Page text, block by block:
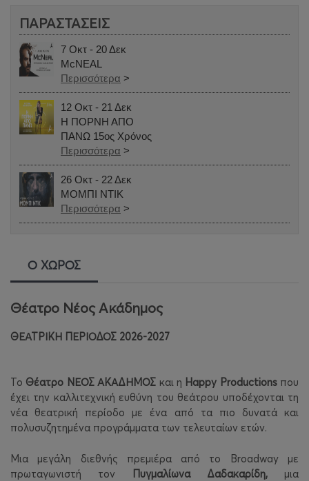
ΠΑΡΑΣΤΑΣΕΙΣ
7 Οκτ - 20 Δεκ
McNEAL
Περισσότερα >
12 Οκτ - 21 Δεκ
Η ΠΟΡΝΗ ΑΠΟ
ΠΑΝΩ 15ος Χρόνος
Περισσότερα >
26 Οκτ - 22 Δεκ
ΜΟΜΠΙ ΝΤΙΚ
Περισσότερα >
Ο ΧΩΡΟΣ
Θέατρο Νέος Ακάδημος
ΘΕΑΤΡΙΚΗ ΠΕΡΙΟΔΟΣ 2026-2027
Το Θέατρο ΝΕΟΣ ΑΚΑΔΗΜΟΣ και η Happy Productions που
έχει την καλλιτεχνική ευθύνη του θεάτρου υποδέχονται τη
νέα θεατρική περίοδο με ένα από τα πιο δυνατά και
πολυσυζητημένα προγράμματα των τελευταίων ετών.
Μια μεγάλη διεθνής πρεμιέρα από το Broadway με
πρωταγωνιστή τον
Πυγμαλίωνα Δαδακαρίδη,μια